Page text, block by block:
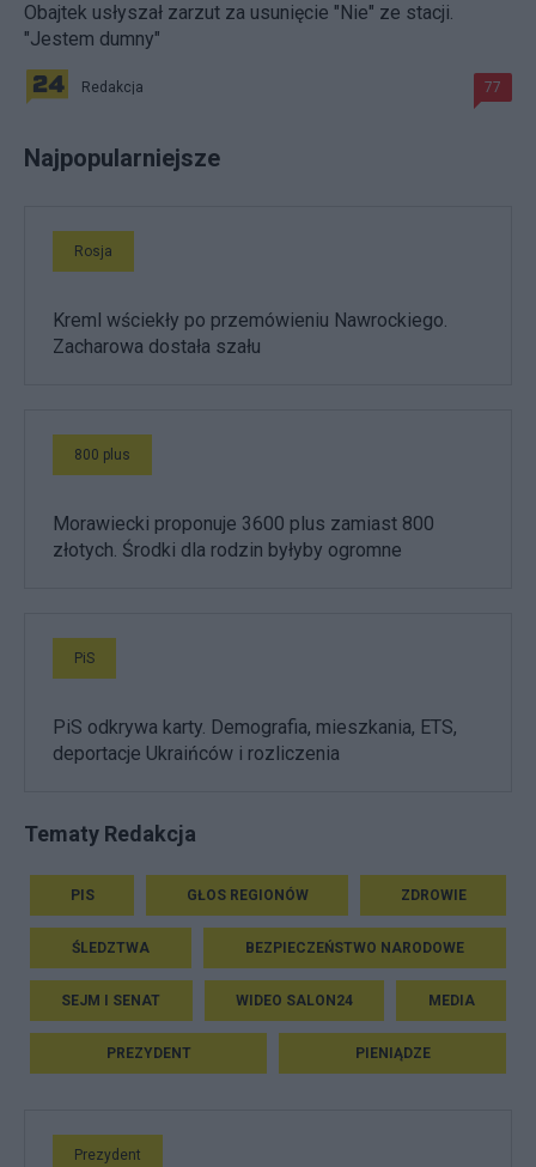
Obajtek usłyszał zarzut za usunięcie "Nie" ze stacji.
"Jestem dumny"
Redakcja 77
Najpopularniejsze
Rosja
Kreml wściekły po przemówieniu Nawrockiego.
Zacharowa dostała szału
800 plus
Morawiecki proponuje 3600 plus zamiast 800
złotych. Środki dla rodzin byłyby ogromne
PiS
PiS odkrywa karty. Demografia, mieszkania, ETS,
deportacje Ukraińców i rozliczenia
Tematy Redakcja
PIS GŁOS REGIONÓW ZDROWIE
ŚLEDZTWA BEZPIECZEŃSTWO NARODOWE
SEJM I SENAT WIDEO SALON24 MEDIA
PREZYDENT PIENIĄDZE
Prezydent